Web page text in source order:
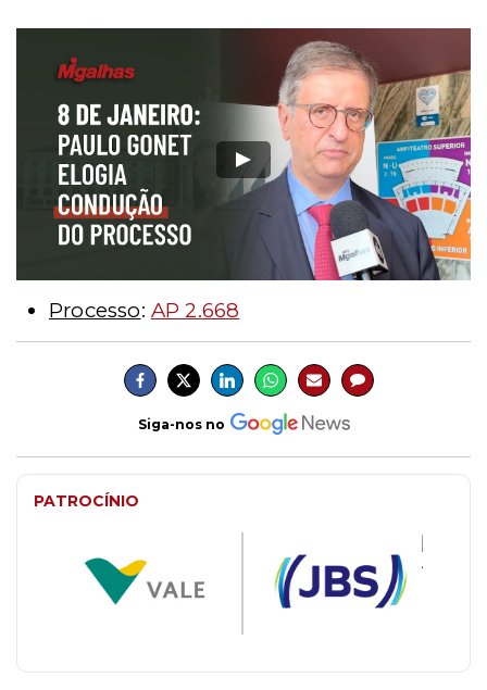
Processo: AP 2.668
Siga-nos no
PATROCÍNIO